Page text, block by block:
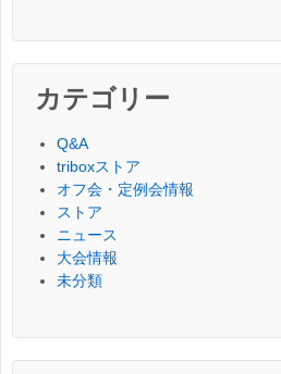
カテゴリー
Q&A
triboxストア
オフ会・定例会情報
ストア
ニュース
大会情報
未分類